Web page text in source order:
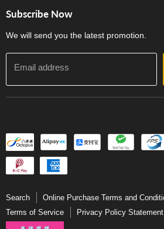
門市購買產品及服務
Subscribe Now
We will send you the latest promotion.
Email address
Search
Online Purchase Terms and
Terms of Service
Privacy Policy Statement